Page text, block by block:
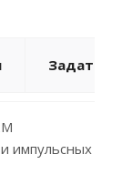
Задать
импульсных